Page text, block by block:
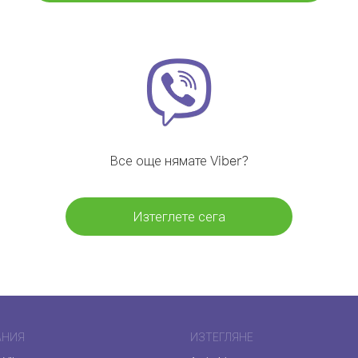
Все още нямате Viber?
Изтеглете сега
ИЗТЕГЛЯНЕ